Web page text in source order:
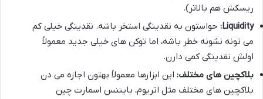
ریسکش هم بالاتر).
Liquidity: حواستون به نقدینگی استخر باشه. نقدینگی خیلی کم
می تونه نشونه خطر باشه، اما توکن های خیلی جدید معمولاً
اولش نقدینگی کمی دارن.
بلاکچین های مختلف: این ابزارها معمولاً بهتون اجازه می دن
بلاکچین های مختلف مثل اتریوم، بایننس اسمارت چین